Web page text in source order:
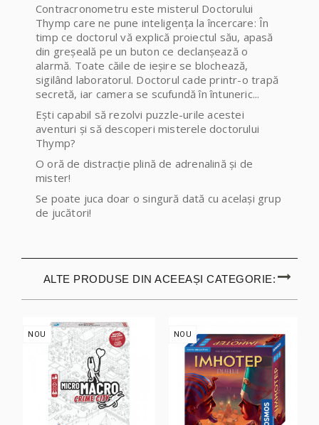
Contracronometru este misterul Doctorului
Thymp care ne pune inteligența la încercare: În
timp ce doctorul vă explică proiectul său, apasă
din greșeală pe un buton ce declanșează o
alarmă. Toate căile de ieșire se blochează,
sigilând laboratorul. Doctorul cade printr-o trapă
secretă, iar camera se scufundă în întuneric...
Ești capabil să rezolvi puzzle-urile acestei
aventuri și să descoperi misterele doctorului
Thymp?
O oră de distracție plină de adrenalină și de
mister!
Se poate juca doar o singură dată cu același grup
de jucători!
ALTE PRODUSE DIN ACEEAȘI CATEGORIE:
NOU NOU